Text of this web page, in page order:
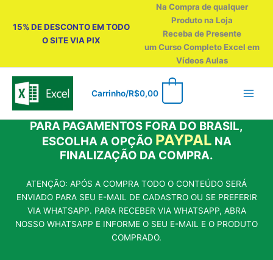
15% DE DESCONTO EM TODO
O SITE VIA PIX
Na Compra de qualquer
Produto na Loja
Receba de Presente
um Curso Completo Excel em
Vídeos Aulas
Carrinho/R$0,00
PARA PAGAMENTOS FORA DO BRASIL,
ESCOLHA A OPÇÃO PAYPAL NA
FINALIZAÇÃO DA COMPRA.
ATENÇÃO: APÓS A COMPRA TODO O CONTEÚDO SERÁ
ENVIADO PARA SEU E-MAIL DE CADASTRO OU SE PREFERIR
VIA WHATSAPP. PARA RECEBER VIA WHATSAPP, ABRA
NOSSO WHATSAPP E INFORME O SEU E-MAIL E O PRODUTO
COMPRADO.